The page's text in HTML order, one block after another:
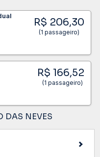
R$ 206,30
(1 passageiro)
R$ 166,52
(1 passageiro)
DAS NEVES